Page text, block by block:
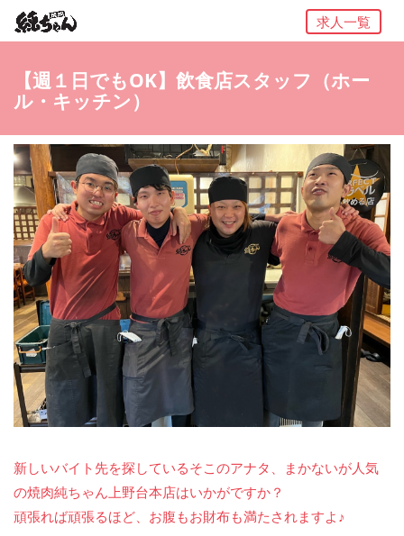
求人一覧
【週１日でもOK】飲食店スタッフ（ホー
ル・キッチン）
新しいバイト先を探しているそこのアナタ、まかないが人気
の焼肉純ちゃん上野台本店はいかがですか？
頑張れば頑張るほど、お腹もお財布も満たされますよ♪